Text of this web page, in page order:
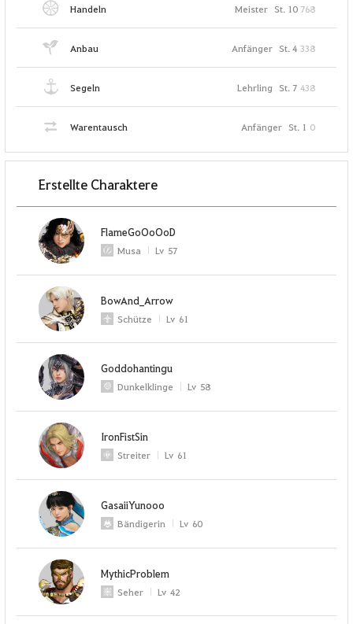
Handeln Meister St. 10 768
Anbau Anfänger St. 4 338
Segeln Lehrling St. 7 438
Warentausch Anfänger St. 1 0
Erstellte Charaktere
FlameGoOoOoD
Musa Lv 57
BowAnd_Arrow
Schütze Lv 61
Goddohantingu
Dunkelklinge Lv 58
IronFistSin
Streiter Lv 61
GasaiiYunooo
Bändigerin Lv 60
MythicProblem
Seher Lv 42